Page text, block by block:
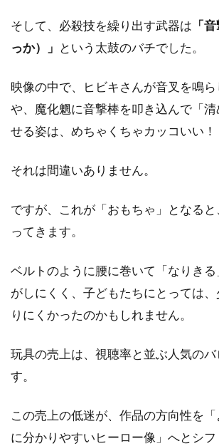
そして、必殺技を繰り出す武器は 「
っか）」 という太鼓のバチでした。
映像の中で、ヒビキさんが音叉を鳴
や、魔化魍に音撃棒を叩き込んで「
せる姿は、めちゃくちゃカッコいい！
それは間違いありません。
ですが、これが「おもちゃ」となる
ってきます。
ベルトのように腰に巻いて「なりき
がしにくく、子どもたちにとっては
りにくかったのかもしれません。
玩具の売上は、視聴率と並ぶ人気の
す。
この売上の低迷が、作品の方向性を
に分かりやすいヒーロー像」へとシ